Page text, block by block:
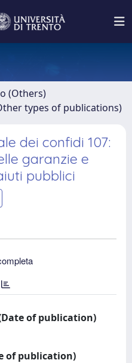
(Others)
types of publications)
dei confidi 107:
garanzie e
pubblici
of publication)
of publication)